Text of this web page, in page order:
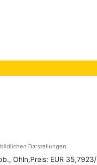
Darstellungen
Ohln,Preis: EUR